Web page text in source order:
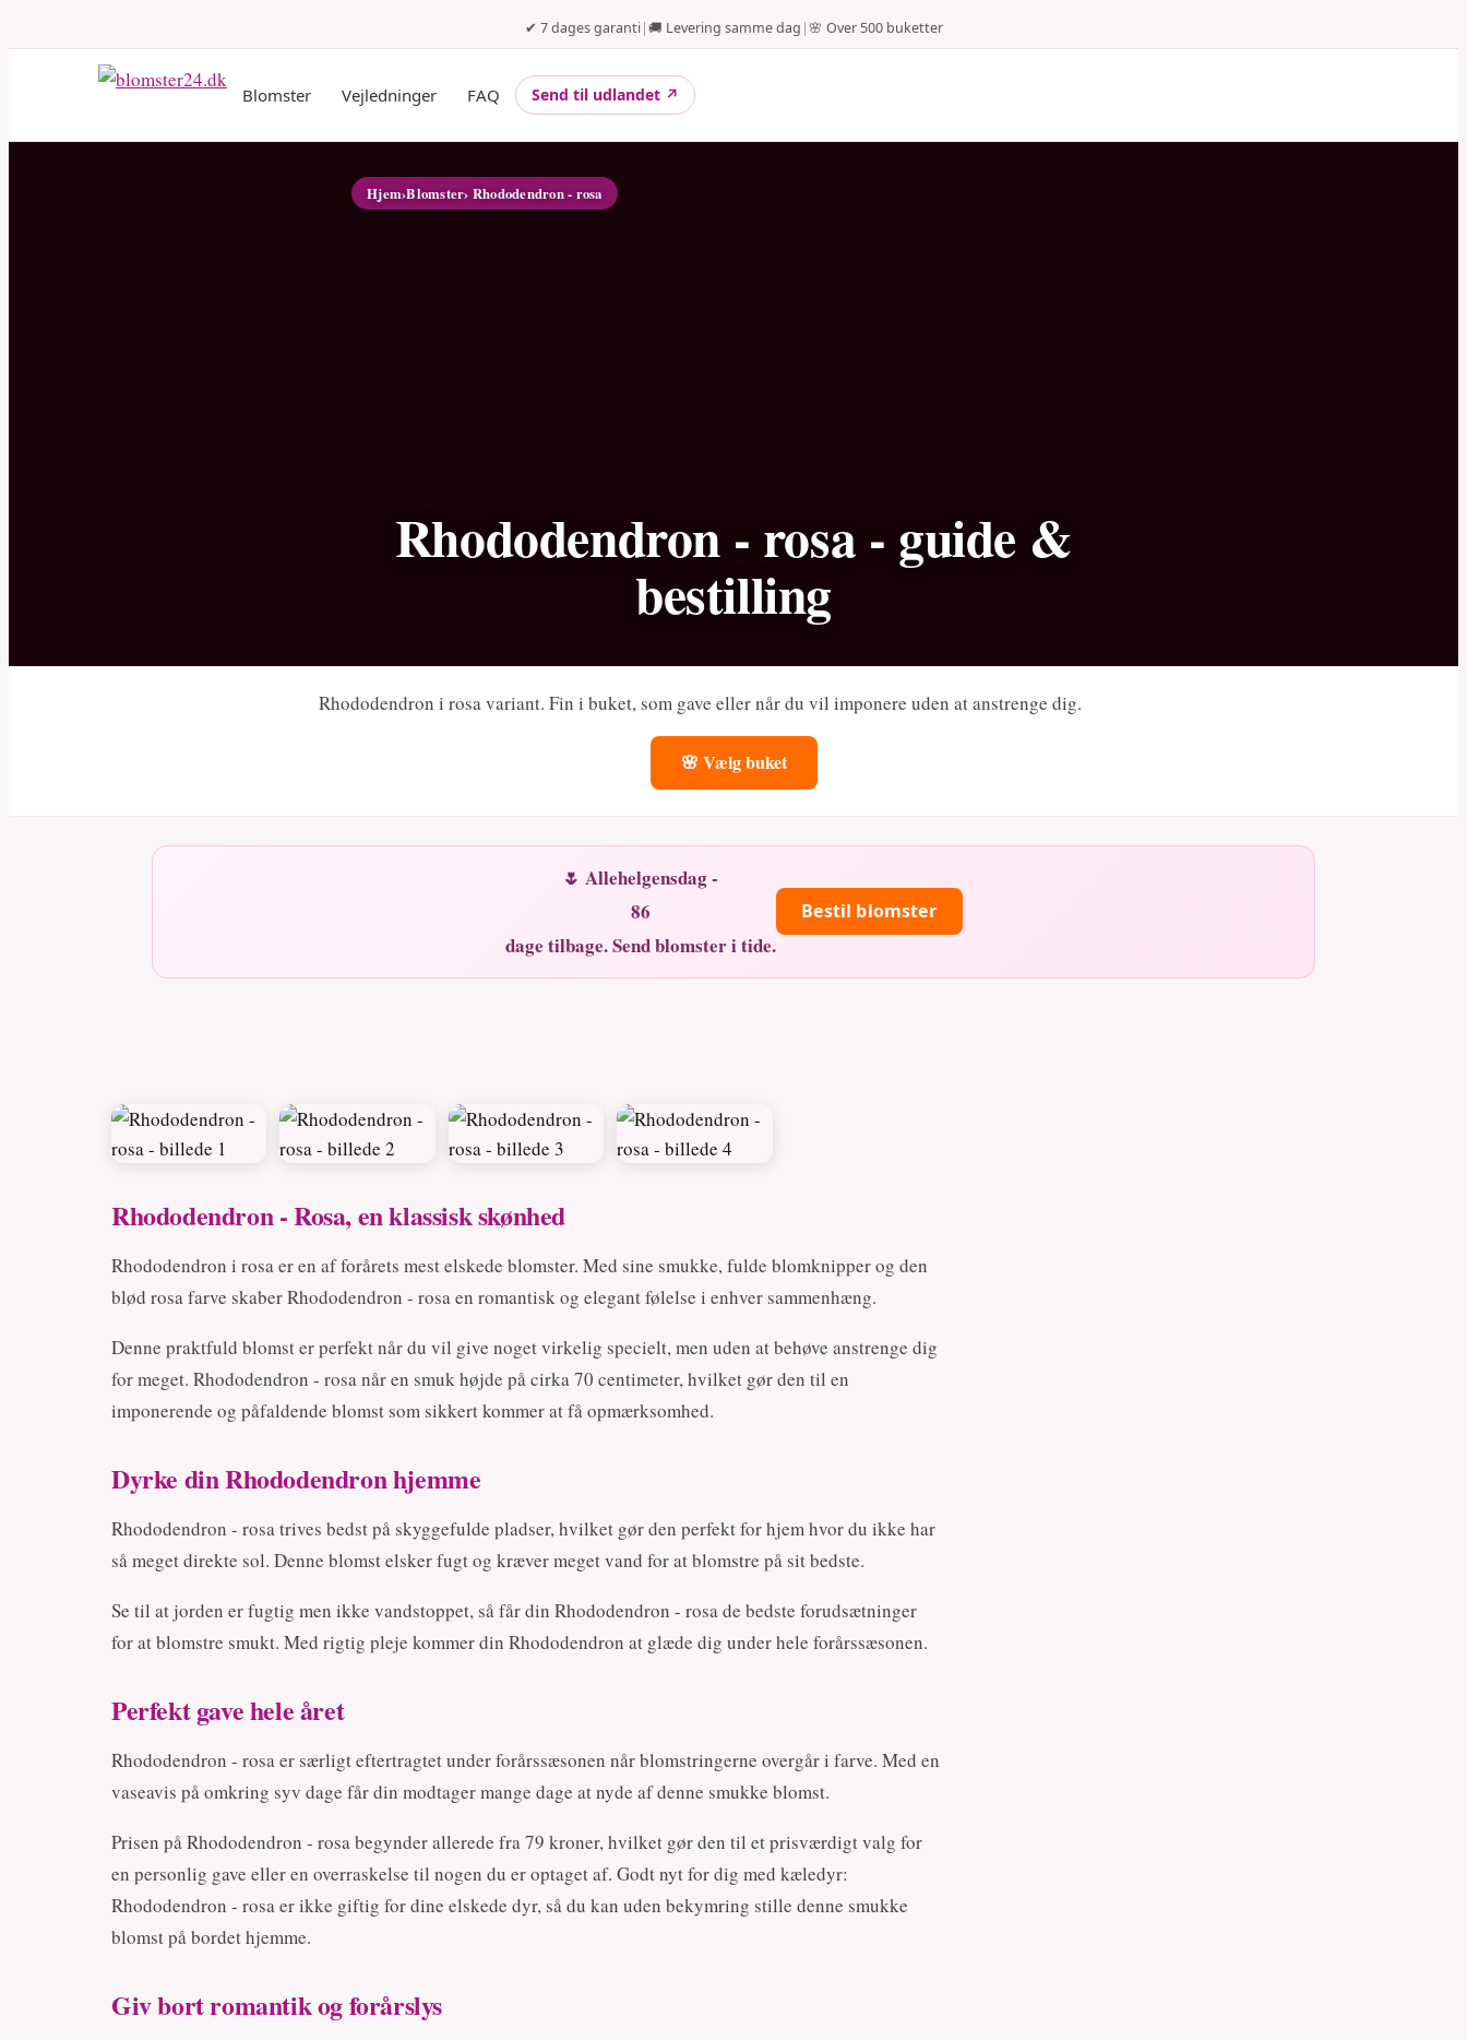
✔ 7 dages garanti|🚚 Levering samme dag |🌸 Over 500 buketter
Blomster Vejledninger FAQ Send til udlandet ↗
Hjem›Blomster› Rhododendron - rosa
Rhododendron - rosa - guide &
bestilling
Rhododendron i rosa variant. Fin i buket, som gave eller når du vil imponere uden at anstrenge dig.
🌸 Vælg buket
🌷 Allehelgensdag -
86
dage tilbage. Send blomster i tide.
Bestil blomster
Rhododendron - Rosa, en klassisk skønhed
Rhododendron i rosa er en af forårets mest elskede blomster. Med sine smukke, fulde blomknipper og den
blød rosa farve skaber Rhododendron - rosa en romantisk og elegant følelse i enhver sammenhæng.
Denne praktfuld blomst er perfekt når du vil give noget virkelig specielt, men uden at behøve anstrenge dig
for meget. Rhododendron - rosa når en smuk højde på cirka 70 centimeter, hvilket gør den til en
imponerende og påfaldende blomst som sikkert kommer at få opmærksomhed.
Dyrke din Rhododendron hjemme
Rhododendron - rosa trives bedst på skyggefulde pladser, hvilket gør den perfekt for hjem hvor du ikke har
så meget direkte sol. Denne blomst elsker fugt og kræver meget vand for at blomstre på sit bedste.
Se til at jorden er fugtig men ikke vandstoppet, så får din Rhododendron - rosa de bedste forudsætninger
for at blomstre smukt. Med rigtig pleje kommer din Rhododendron at glæde dig under hele forårssæsonen.
Perfekt gave hele året
Rhododendron - rosa er særligt eftertragtet under forårssæsonen når blomstringerne overgår i farve. Med en
vaseavis på omkring syv dage får din modtager mange dage at nyde af denne smukke blomst.
Prisen på Rhododendron - rosa begynder allerede fra 79 kroner, hvilket gør den til et prisværdigt valg for
en personlig gave eller en overraskelse til nogen du er optaget af. Godt nyt for dig med kæledyr:
Rhododendron - rosa er ikke giftig for dine elskede dyr, så du kan uden bekymring stille denne smukke
blomst på bordet hjemme.
Giv bort romantik og forårslys